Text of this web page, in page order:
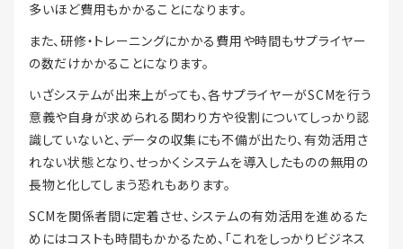
多いほど費用もかかることになります。
また、研修・トレーニングにかかる費用や時間もサプライヤー
の数だけかかることになります。
いざシステムが出来上がっても、各サプライヤーがSCMを行う
意義や自身が求められる関わり方や役割についてしっかり認
識していないと、データの収集にも不備が出たり、有効活用さ
れない状態となり、せっかくシステムを導入したものの無用の
長物と化してしまう恐れもあります。
SCMを関係者間に定着させ、システムの有効活用を進めるた
めにはコストも時間もかかるため、「これをしっかりビジネス